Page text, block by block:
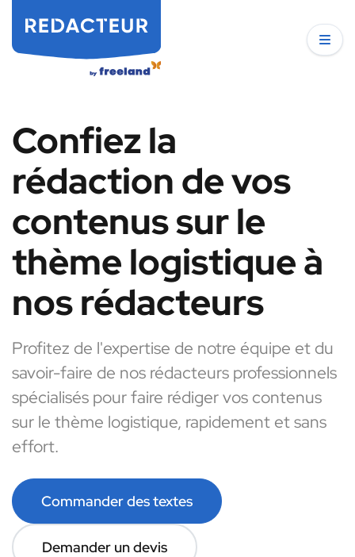
Confiez la
rédaction de vos
contenus sur le
thème logistique à
nos rédacteurs
Profitez de l'expertise de notre équipe et du
savoir-faire de nos rédacteurs professionnels
spécialisés pour faire rédiger vos contenus
sur le thème logistique, rapidement et sans
effort.
Commander des textes
Demander un devis